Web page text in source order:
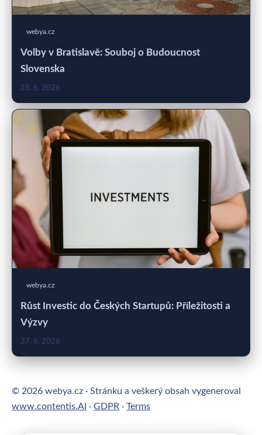
webya.cz
Volby v Bratislavě: Souboj o Budoucnost
Slovenska
28. 6. 2026
webya.cz
Růst Investic do Českých Startupů: Příležitosti a
Výzvy
27. 6. 2026
© 2026 webya.cz · Stránku a veškerý obsah vygeneroval
www.contentis.AI · GDPR · Terms